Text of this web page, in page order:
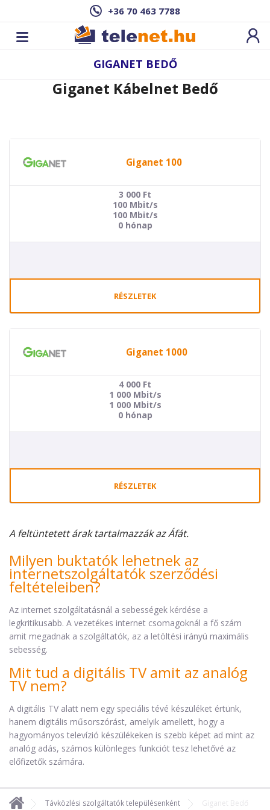
+36 70 463 7788
GIGANET BEDŐ
Giganet Kábelnet Bedő
Giganet 100
3 000 Ft
100 Mbit/s
100 Mbit/s
0 hónap
RÉSZLETEK
Giganet 1000
4 000 Ft
1 000 Mbit/s
1 000 Mbit/s
0 hónap
RÉSZLETEK
A feltüntetett árak tartalmazzák az Áfát.
Milyen buktatók lehetnek az
internetszolgáltatók szerződési
feltételeiben?
Az internet szolgáltatásnál a sebességek kérdése a
legkritikusabb. A vezetékes internet csomagoknál a fő szám
amit megadnak a szolgáltatók, az a letöltési irányú maximális
sebesség.
Mit tud a digitális TV amit az analóg
TV nem?
A digitális TV alatt nem egy speciális tévé készüléket értünk,
hanem digitális műsorszórást, amelyik amellett, hogy a
hagyományos televízió készülékeken is szebb képet ad mint az
analóg adás, számos különleges funkciót tesz lehetővé az
előfizetők számára.
Távközlési szolgáltatók településenként Giganet Bedő